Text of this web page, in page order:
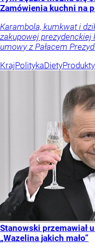
Zamówienia kuchni na
Karambola, kumkwat i
zakupowej
umowy z Pałacem
KrajPolitykaDietyProdukty
Stanowski przemawiał
„Wazelina jakich mało”